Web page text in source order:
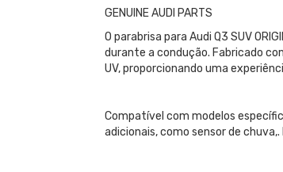
GENUINE AUDI PARTS
O parabrisa para Audi Q3 SUV
durante a condução. Fabricado
UV, proporcionando uma
Compatível com modelos
adicionais, como sensor de